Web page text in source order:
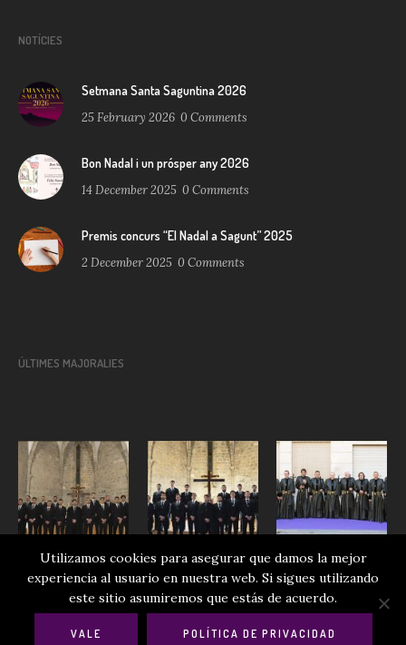
NOTÍCIES
Setmana Santa Saguntina 2026
25 February 2026 0 Comments
Bon Nadal i un prósper any 2026
14 December 2025 0 Comments
Premis concurs “El Nadal a Sagunt” 2025
2 December 2025 0 Comments
ÚLTIMES MAJORALIES
Utilizamos cookies para asegurar que damos la mejor
experiencia al usuario en nuestra web. Si sigues utilizando
este sitio asumiremos que estás de acuerdo.
VALE POLÍTICA DE PRIVACIDAD